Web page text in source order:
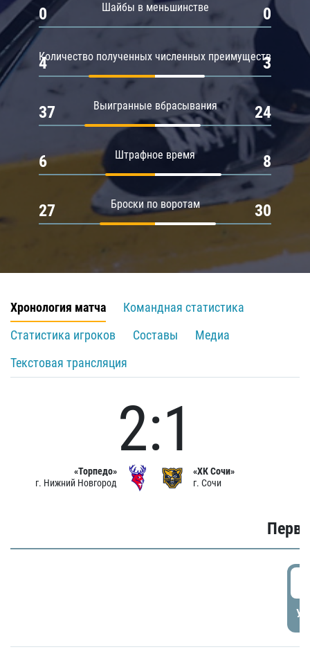
Шайбы в меньшинстве
0 0
Количество полученных численных преимуществ
4 3
Выигранные вбрасывания
37 24
Штрафное время
6 8
Броски по воротам
27 30
Хронология матча
Командная статистика
Статистика игроков
Составы
Медиа
Текстовая трансляция
«Торпедо»
г. Нижний Новгород
2:1
«ХК Сочи»
г. Сочи